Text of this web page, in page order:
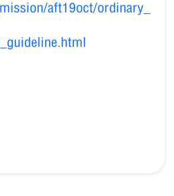
aft19oct/ordinary_